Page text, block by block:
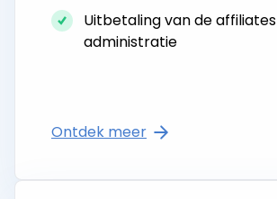
Uitbetaling van de
administratie
Ontdek meer